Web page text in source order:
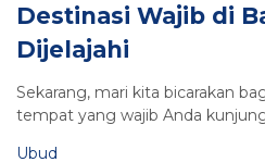
Destinasi Wajib di
Dijelajahi
Sekarang, mari kita bicarakan
tempat yang wajib Anda
Ubud